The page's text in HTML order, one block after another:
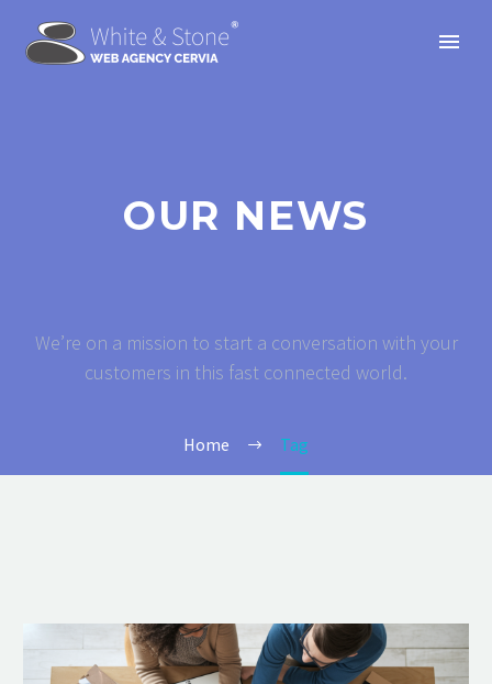
OUR NEWS
We’re on a mission to start a conversation with your
customers in this fast connected world.
Home Tag